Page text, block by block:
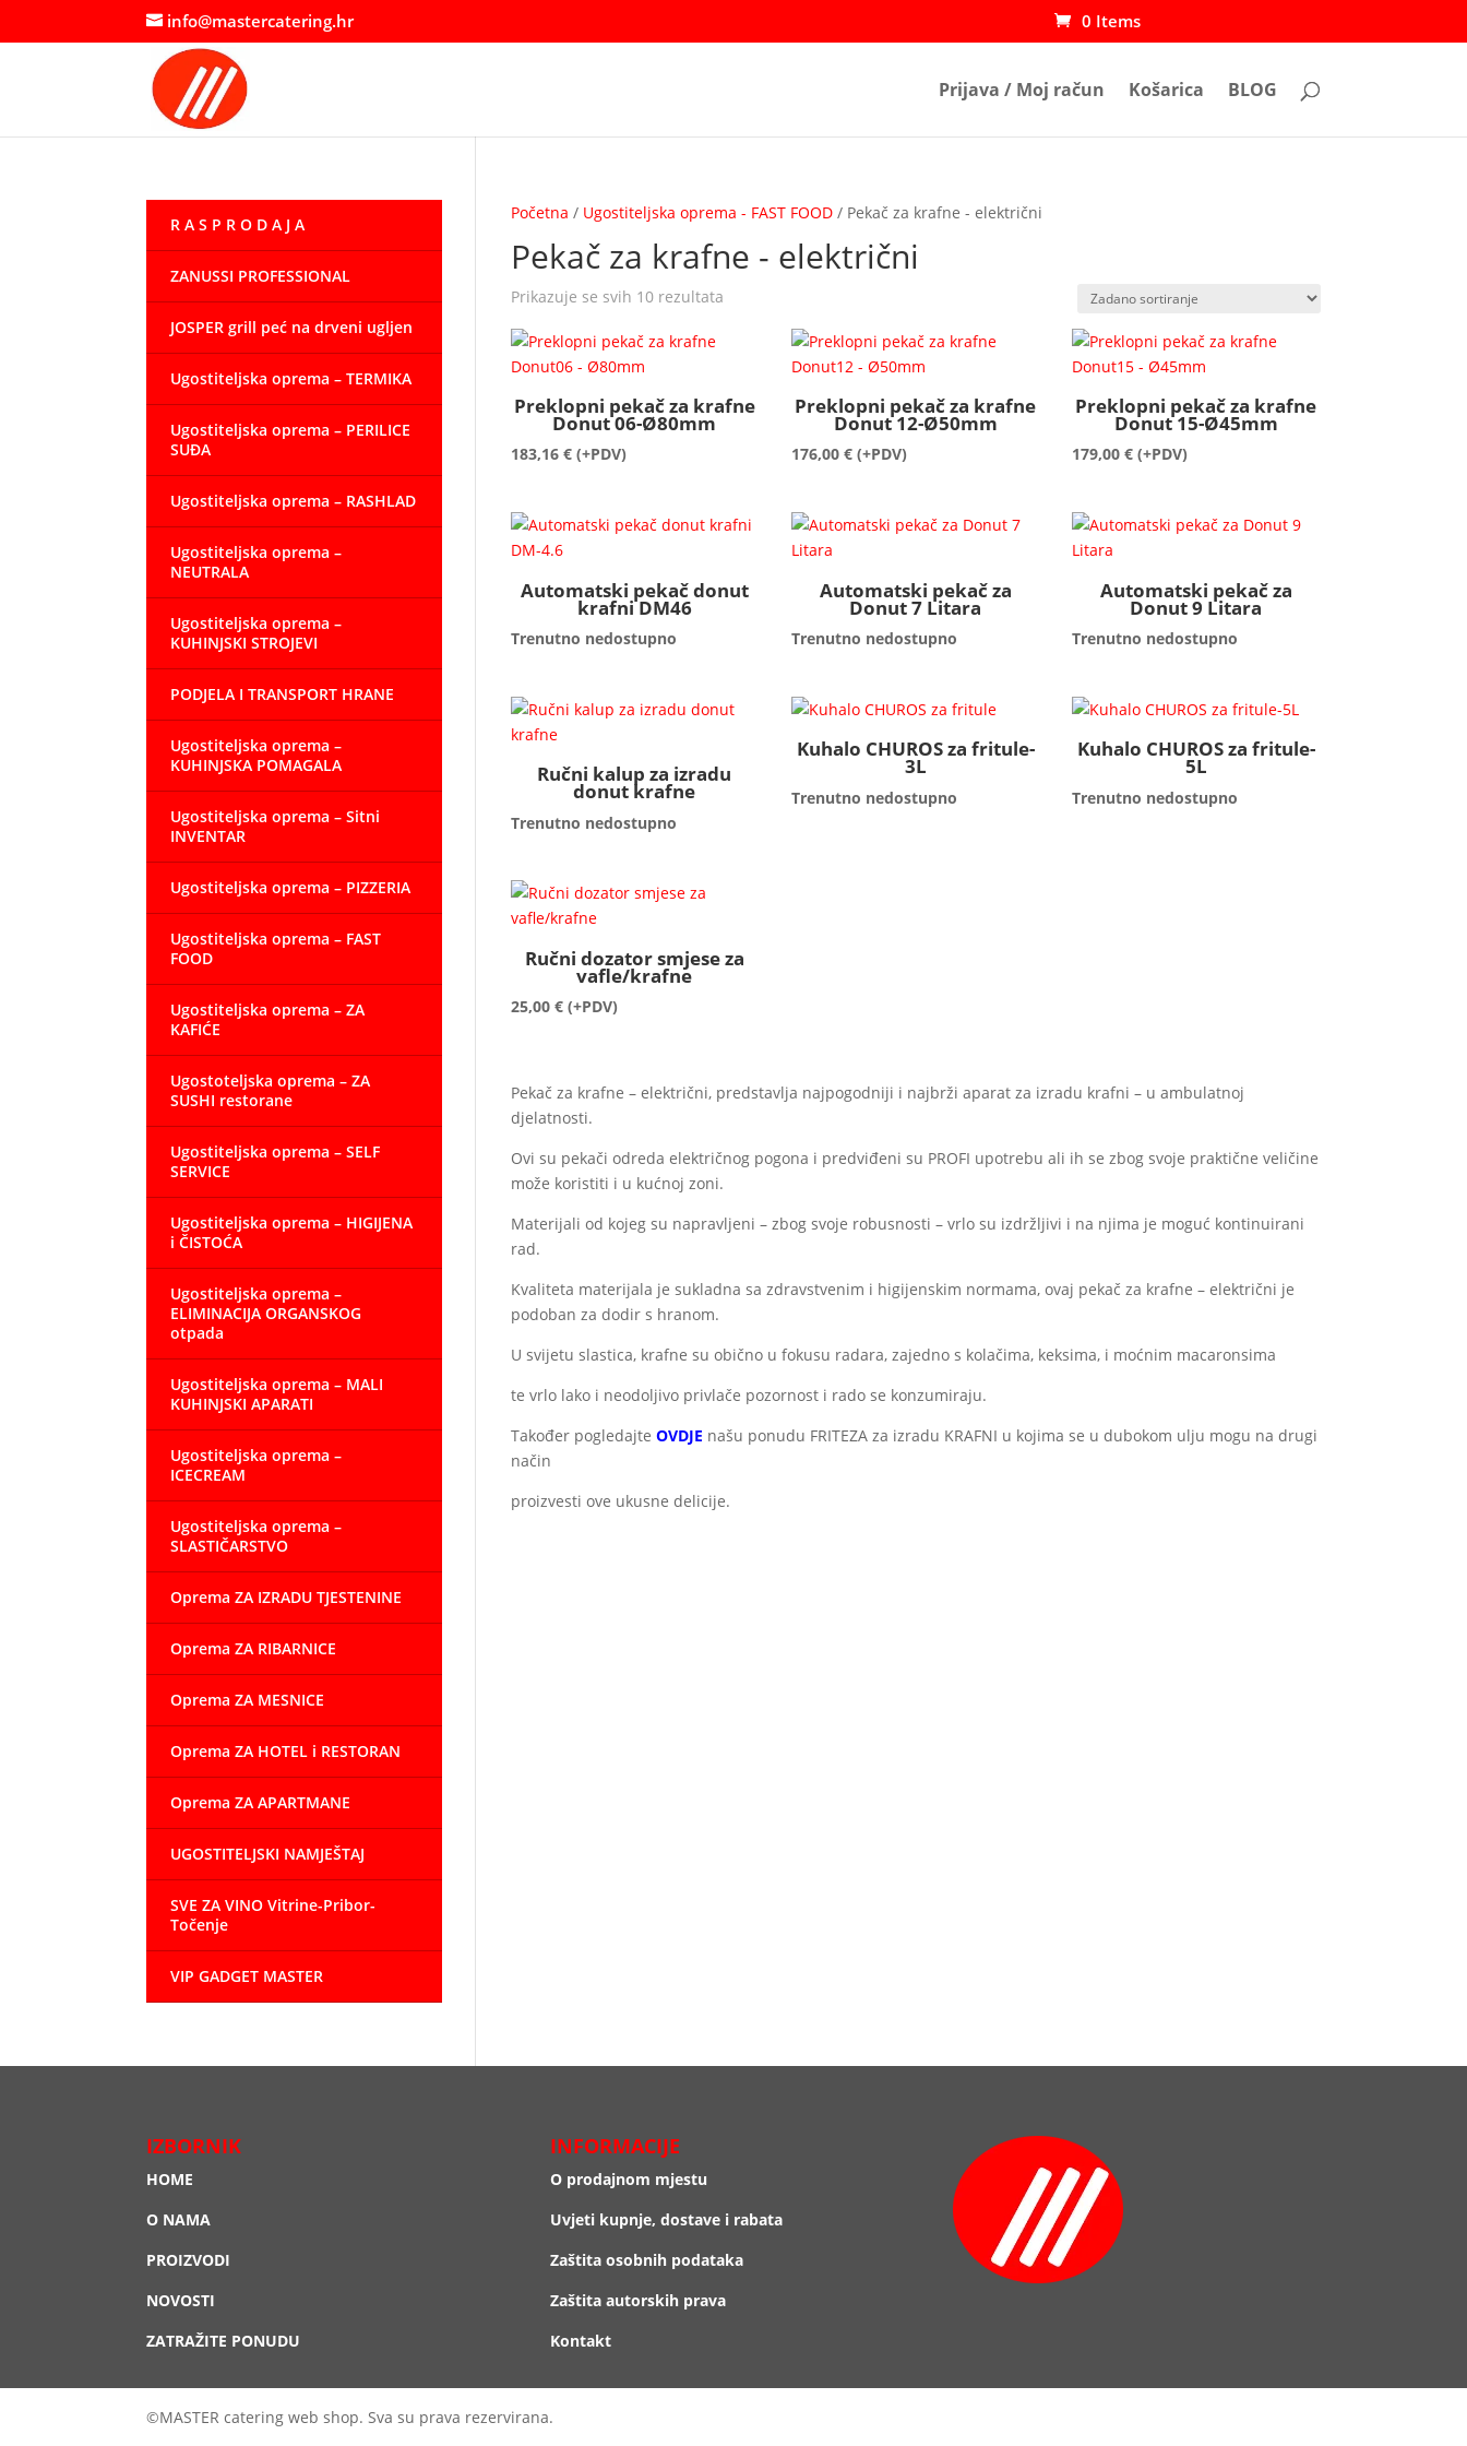
info@mastercatering.hr 0 Items
Prijava / Moj račun Košarica BLOG
Početna / Ugostiteljska oprema - FAST FOOD/ Pekač za krafne - električni
Pekač za krafne - električni
Prikazuje se svih 10 rezultata
Preklopni pekač za krafne
Donut 06-Ø80mm
183,16 € (+PDV)
Preklopni pekač za krafne
Donut 12-Ø50mm
176,00 € (+PDV)
Preklopni pekač za krafne
Donut 15-Ø45mm
179,00€ (+PDV)
Automatski pekač donut
krafni DM46
Trenutno nedostupno
Automatski pekač za
Donut 7 Litara
Trenutno nedostupno
Automatski pekač za
Donut 9 Litara
Trenutno nedostupno
Ručni kalup za izradu
donut krafne
Trenutno nedostupno
Kuhalo CHUROS za fritule-
3L
Trenutno nedostupno
Kuhalo CHUROS za fritule-
5L
Trenutno nedostupno
Ručni dozator smjese za
vafle/krafne
25,00 € (+PDV)
Pekač za krafne – električni, predstavlja najpogodniji i najbrži aparat za izradu krafni – u ambulatnoj
djelatnosti.
Ovi su pekači odreda električnog pogona i predviđeni su PROFI upotrebu ali ih se zbog svoje praktične veličine
može koristiti i u kućnoj zoni.
Materijali od kojeg su napravljeni – zbog svoje robusnosti – vrlo su izdržljivi i na njima je moguć kontinuirani
rad.
Kvaliteta materijala je sukladna sa zdravstvenim i higijenskim normama, ovaj pekač za krafne – električni je
podoban za dodir s hranom.
U svijetu slastica, krafne su obično u fokusu radara, zajedno s kolačima, keksima, i moćnim macaronsima
te vrlo lako i neodoljivo privlače pozornost i rado se konzumiraju.
Također pogledajte OVDJE našu ponudu FRITEZA za izradu KRAFNI u kojima se u dubokom ulju mogu na drugi
način
proizvesti ove ukusne delicije.
R A S P R O D A J A
ZANUSSI PROFESSIONAL
JOSPER grill peć na drveni ugljen
Ugostiteljska oprema – TERMIKA
Ugostiteljska oprema – PERILICE
SUĐA
Ugostiteljska oprema – RASHLAD
Ugostiteljska oprema –
NEUTRALA
Ugostiteljska oprema –
KUHINJSKI STROJEVI
PODJELA I TRANSPORT HRANE
Ugostiteljska oprema –
KUHINJSKA POMAGALA
Ugostiteljska oprema – Sitni
INVENTAR
Ugostiteljska oprema – PIZZERIA
Ugostiteljska oprema – FAST
FOOD
Ugostiteljska oprema – ZA
KAFIĆE
Ugostoteljska oprema – ZA
SUSHI restorane
Ugostiteljska oprema – SELF
SERVICE
Ugostiteljska oprema – HIGIJENA
i ČISTOĆA
Ugostiteljska oprema –
ELIMINACIJA ORGANSKOG
otpada
Ugostiteljska oprema – MALI
KUHINJSKI APARATI
Ugostiteljska oprema –
ICECREAM
Ugostiteljska oprema –
SLASTIČARSTVO
Oprema ZA IZRADU TJESTENINE
Oprema ZA RIBARNICE
Oprema ZA MESNICE
Oprema ZA HOTEL i RESTORAN
Oprema ZA APARTMANE
UGOSTITELJSKI NAMJEŠTAJ
SVE ZA VINO Vitrine-Pribor-
Točenje
VIP GADGET MASTER
IZBORNIK
HOME
O NAMA
PROIZVODI
NOVOSTI
ZATRAŽITE PONUDU
INFORMACIJE
O prodajnom mjestu
Uvjeti kupnje, dostave i rabata
Zaštita osobnih podataka
Zaštita autorskih prava
Kontakt
©MASTER catering web shop. Sva su prava rezervirana.